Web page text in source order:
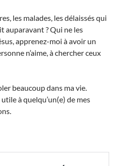
les malades, les délaissés qui
auparavant ? Qui ne les
apprenez-moi à avoir un
n’aime, à chercher ceux
beaucoup dans ma vie.
utile à quelqu’un(e) de mes